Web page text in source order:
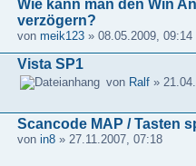
Wie kann man den Win
verzögern?
von meik123» 08.05.2009, 09:14
Vista SP1
von Ralf»
Scancode MAP / Tasten
von in8» 27.11.2007, 07:18